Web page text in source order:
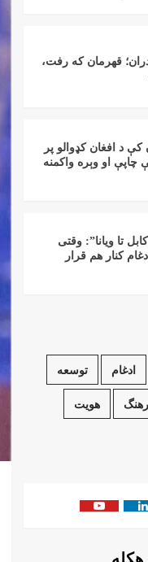
قهرمان که رفت،
کې د افغان کډوالو پر
چاپې او وېره واکمنه
تا ویانا”: وقتی
کنار هم قرار
ادغام توسعه
هویت